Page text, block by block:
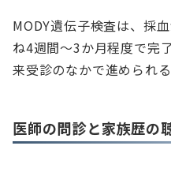
MODY遺伝子検査は、採
ね4週間～3か月程度で完
来受診のなかで進められる
医師の問診と家族歴の